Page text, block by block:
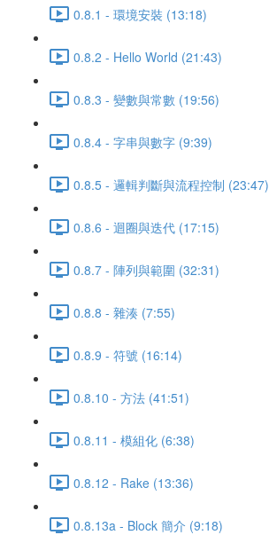
0.8.1 - 環境安裝 (13:18)
0.8.2 - Hello World (21:43)
0.8.3 - 變數與常數 (19:56)
0.8.4 - 字串與數字 (9:39)
0.8.5 - 邏輯判斷與流程控制 (23:47)
0.8.6 - 迴圈與迭代 (17:15)
0.8.7 - 陣列與範圍 (32:31)
0.8.8 - 雜湊 (7:55)
0.8.9 - 符號 (16:14)
0.8.10 - 方法 (41:51)
0.8.11 - 模組化 (6:38)
0.8.12 - Rake (13:36)
0.8.13a - Block 簡介 (9:18)